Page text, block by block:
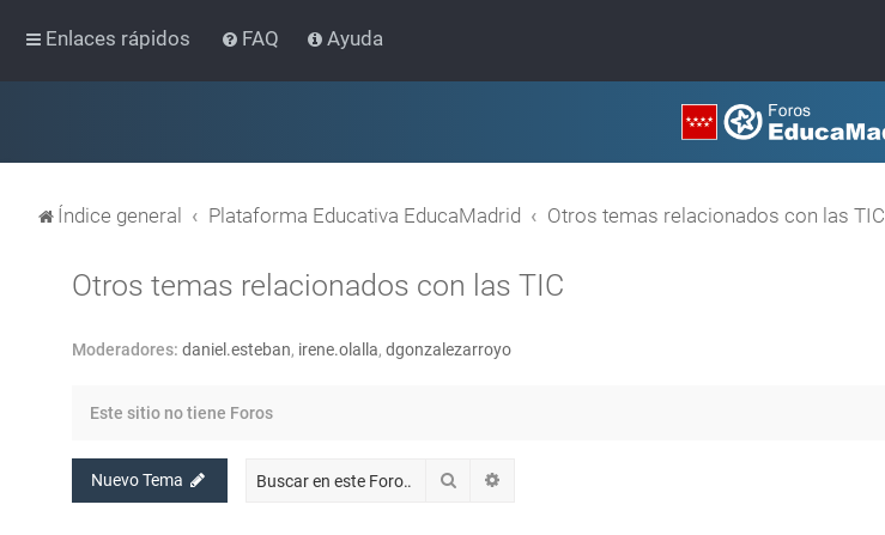
Enlaces rápidos FAQ Ayuda
Índice general Plataforma Educativa EducaMadrid Otros temas relacionados con las TIC
Otros temas relacionados con las TIC
Moderadores: daniel.esteban, irene.olalla, dgonzalezarroyo
Este sitio no tiene Foros
Nuevo Tema Buscar